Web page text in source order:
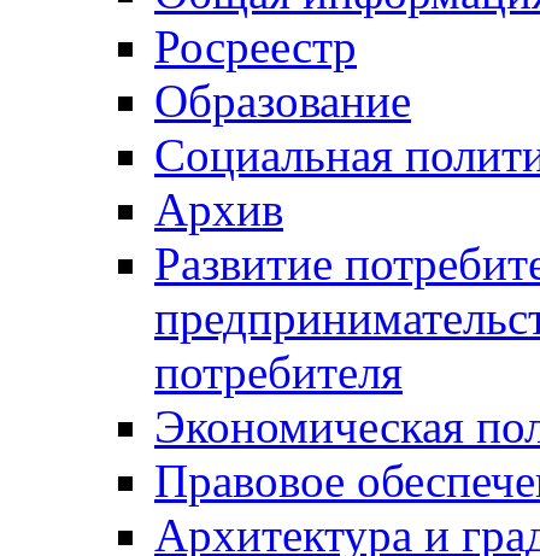
Росреестр
Образование
Социальная
Архив
Развитие
потребителя
Экономическая
Правовое
Архитектура и